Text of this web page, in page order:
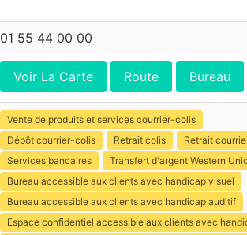
01 55 44 00 00
Voir La Carte Route Bureau
Vente de produits et services courrier-colis
Dépôt courrier-colis
Retrait colis
Retrait
Services bancaires
Transfert d'argent Western
Bureau accessible aux clients avec handicap visuel
Bureau accessible aux clients avec handicap auditif
Espace confidentiel accessible aux clients avec